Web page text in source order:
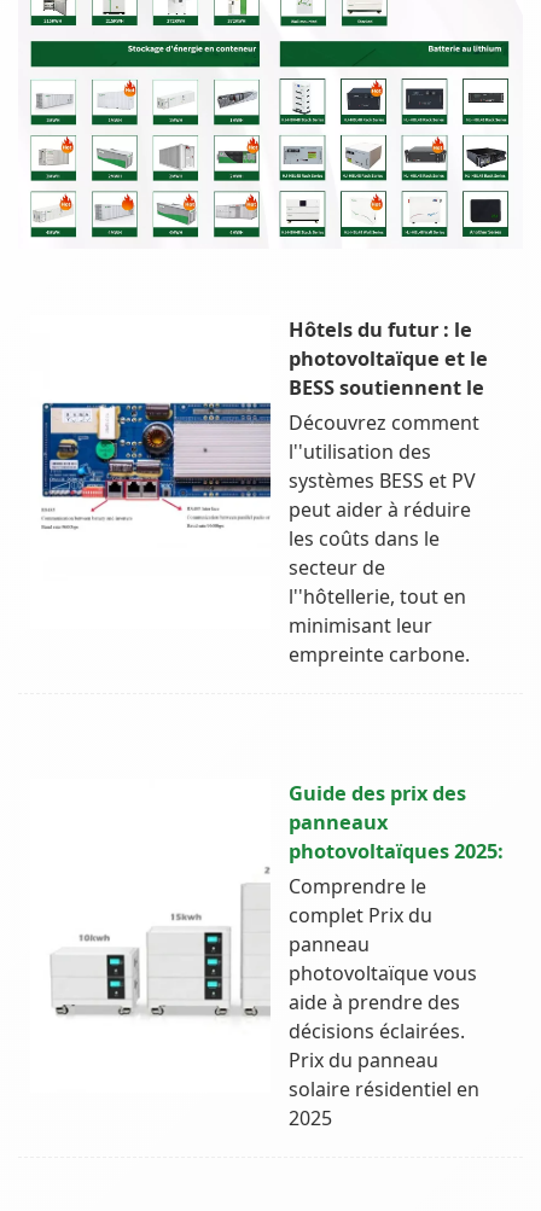
Hôtels du futur : le
photovoltaïque et le
BESS soutiennent le
Découvrez comment
l''utilisation des
systèmes BESS et PV
peut aider à réduire
les coûts dans le
secteur de
l''hôtellerie, tout en
minimisant leur
empreinte carbone.
Guide des prix des
panneaux
photovoltaïques 2025:
Comprendre le
complet Prix du
panneau
photovoltaïque vous
aide à prendre des
décisions éclairées.
Prix du panneau
solaire résidentiel en
2025